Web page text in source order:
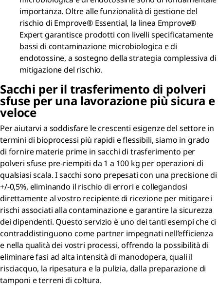
importanza. Oltre alle funzionalità di gestione del
rischio di Emprove® Essential, la linea Emprove®
Expert garantisce prodotti con livelli specificatamente
bassi di contaminazione microbiologica e di
endotossine, a sostegno della strategia complessiva di
mitigazione del rischio.
Sacchi per il trasferimento di polveri
sfuse per una lavorazione più sicura e
veloce
Per aiutarvi a soddisfare le crescenti esigenze del settore in
termini di bioprocessi più rapidi e flessibili, siamo in grado
di fornire materie prime in sacchi di trasferimento per
polveri sfuse pre-riempiti da 1 a 100 kg per operazioni di
qualsiasi scala. I sacchi sono prepesati con una precisione di
+/-0,5%, eliminando il rischio di errori e collegandosi
direttamente al vostro recipiente di ricezione per mitigare i
rischi associati alla contaminazione e garantire la sicurezza
dei dipendenti. Questo servizio è uno dei tanti esempi che ci
contraddistinguono come partner impegnati nell’efficienza
e nella qualità dei vostri processi, offrendo la possibilità di
eliminare fasi ad alta intensità di manodopera, quali il
risciacquo, la ripesatura e la pulizia, dalla preparazione di
tamponi e terreni di coltura.